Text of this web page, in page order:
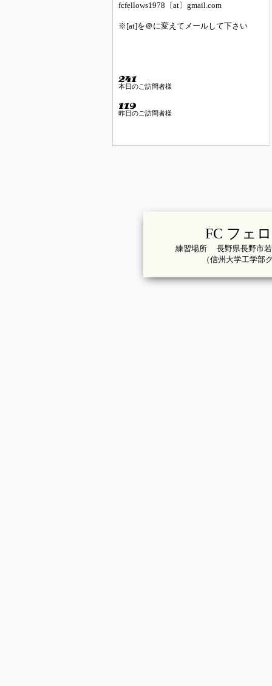
fcfellows1978〔at〕gmail.com
※[at]を＠に変えてメールして下さい
本日のご訪問者様
昨日のご訪問者様
FC フェ
練習場所 長野県長野市若
（信州大学工学部